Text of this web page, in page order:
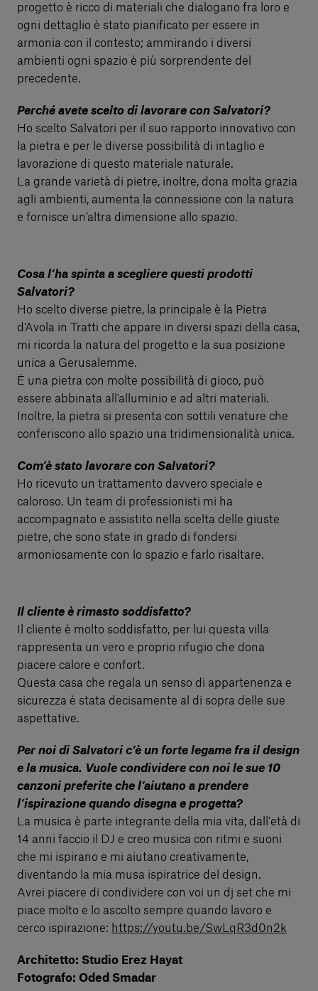
progetto è ricco di materiali che dialogano fra loro e
ogni dettaglio è stato pianificato per essere in
armonia con il contesto; ammirando i diversi
ambienti ogni spazio è più sorprendente del
precedente.
Perché avete scelto di lavorare con Salvatori?
Ho scelto Salvatori per il suo rapporto innovativo con
la pietra e per le diverse possibilità di intaglio e
lavorazione di questo materiale naturale.
La grande varietà di pietre, inoltre, dona molta grazia
agli ambienti, aumenta la connessione con la natura
e fornisce un’altra dimensione allo spazio.
Cosa l’ha spinta a scegliere questi prodotti
Salvatori?
Ho scelto diverse pietre, la principale è la Pietra
d’Avola in Tratti che appare in diversi spazi della casa,
mi ricorda la natura del progetto e la sua posizione
unica a Gerusalemme.
È una pietra con molte possibilità di gioco, può
essere abbinata all'alluminio e ad altri materiali.
Inoltre, la pietra si presenta con sottili venature che
conferiscono allo spazio una tridimensionalità unica.
Com’è stato lavorare con Salvatori?
Ho ricevuto un trattamento davvero speciale e
caloroso. Un team di professionisti mi ha
accompagnato e assistito nella scelta delle giuste
pietre, che sono state in grado di fondersi
armoniosamente con lo spazio e farlo risaltare.
Il cliente è rimasto soddisfatto?
Il cliente è molto soddisfatto, per lui questa villa
rappresenta un vero e proprio rifugio che dona
piacere calore e confort.
Questa casa che regala un senso di appartenenza e
sicurezza è stata decisamente al di sopra delle sue
aspettative.
Per noi di Salvatori c’è un forte legame fra il design
e la musica. Vuole condividere con noi le sue 10
canzoni preferite che l’aiutano a prendere
l’ispirazione quando disegna e progetta?
La musica è parte integrante della mia vita, dall'età di
14 anni faccio il DJ e creo musica con ritmi e suoni
che mi ispirano e mi aiutano creativamente,
diventando la mia musa ispiratrice del design.
Avrei piacere di condividere con voi un dj set che mi
piace molto e lo ascolto sempre quando lavoro e
cerco ispirazione: https://youtu.be/SwLqR3d0n2k
Architetto: Studio Erez Hayat
Fotografo: Oded Smadar